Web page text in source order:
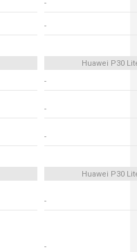
-
-
Huawei P30
-
-
-
Huawei P30
-
-